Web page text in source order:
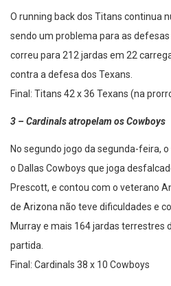
O running back dos Titans continua
sendo um problema para as
correu para 212 jardas em 22
contra a defesa dos Texans.
Final: Titans 42 x 36 Texans (na
3 – Cardinals atropelam os Cowboys
No segundo jogo da segunda-feira,
o Dallas Cowboys que joga
Prescott, e contou com o veterano
de Arizona não teve dificuldades e
Murray e mais 164 jardas terrestres
partida.
Final: Cardinals 38 x 10 Cowboys